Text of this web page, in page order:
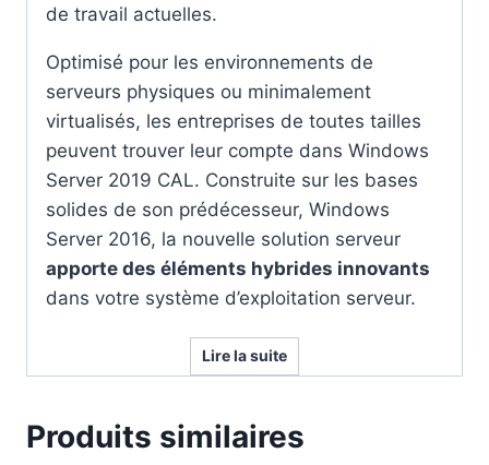
de travail actuelles.
Optimisé pour les environnements de
serveurs physiques ou minimalement
virtualisés, les entreprises de toutes tailles
peuvent trouver leur compte dans Windows
Server 2019 CAL. Construite sur les bases
solides de son prédécesseur, Windows
Server 2016, la nouvelle solution serveur
apporte des éléments hybrides innovants
dans votre système d’exploitation serveur.
Lire la suite
Produits similaires